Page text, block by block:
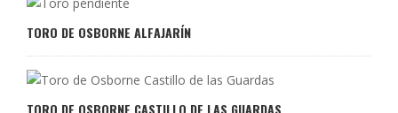
TORO DE OSBORNE ALFAJARÍN
TORO DE OSBORNE CASTILLO DE LAS GUARDAS